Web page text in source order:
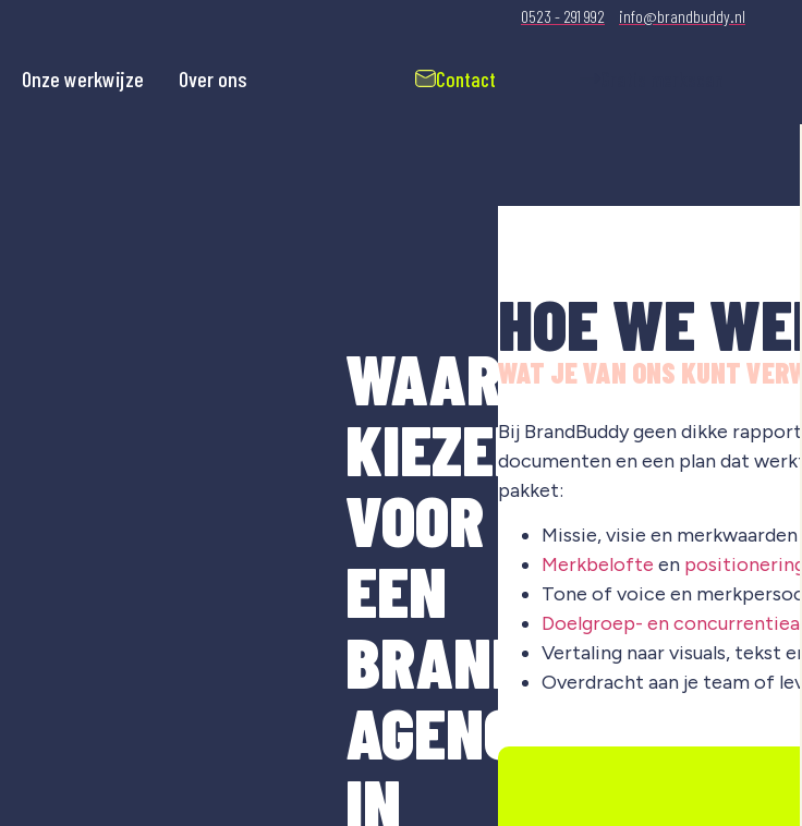
0523 - 291 992 info@brandbuddy.nl
Onze werkwijze Over ons Contact
WAAROM
KIEZEN
VOOR
EEN
BRANDING
AGENCY
IN
HOE WE
WAT JE VAN ONS KUNT
Bij BrandBuddy geen dikke
documenten en een plan dat
pakket:
Missie, visie en merkwaarden
Merkbelofte en
Tone of voice en
Doelgroep- en
Vertaling naar visuals, tekst
Overdracht aan je team of